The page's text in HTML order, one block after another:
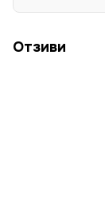
Отзиви